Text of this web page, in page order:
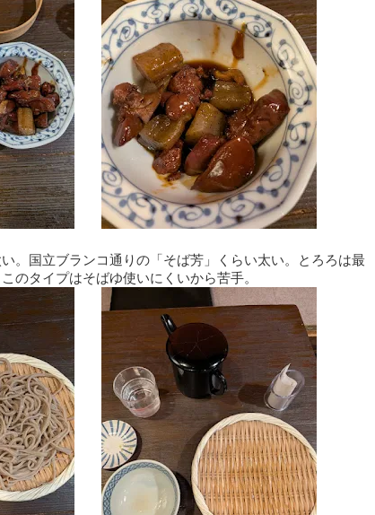
。国立ブランコ通りの「そば芳」くらい太い。とろろは最
のタイプはそばゆ使いにくいから苦手。